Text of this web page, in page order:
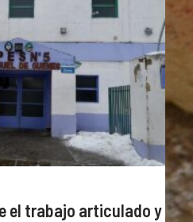
el trabajo articulado y